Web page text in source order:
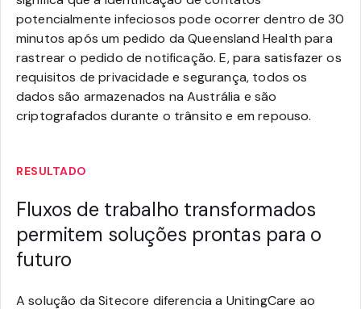
potencialmente infeciosos pode ocorrer dentro de 30
minutos após um pedido da Queensland Health para
rastrear o pedido de notificação. E, para satisfazer os
requisitos de privacidade e segurança, todos os
dados são armazenados na Austrália e são
criptografados durante o trânsito e em repouso.
RESULTADO
Fluxos de trabalho transformados
permitem soluções prontas para o
futuro
A solução da Sitecore diferencia a UnitingCare ao